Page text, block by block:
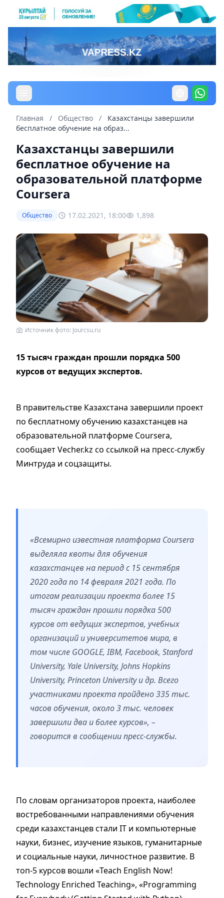
Главная / Общество /
Казахстанцы завершили
бесплатное обучение на образ...
Казахстанцы завершили
бесплатное обучение на
образовательной платформе
Coursera
Общество 17.02.2021, 18:00 1,898
Источник фото: Jourcsu.ru
15 тысяч граждан прошли порядка 500
курсов от ведущих экспертов.
В правительстве Казахстана завершили проект
по бесплатному обучению казахстанцев на
образовательной платформе Coursera,
сообщает Vecher.kz со ссылкой на пресс-службу
Минтруда и соцзащиты.
«Всемирно известная платформа Coursera
выделяла квоты для обучения
казахстанцев на период с 15 сентября
2020 года по 14 февраля 2021 года. По
итогам реализации проекта более 15
тысяч граждан прошли порядка 500
курсов от ведущих экспертов, учебных
организаций и университетов мира, в
том числе GOOGLE, IBM, Facebook, Stanford
University, Yale University, Johns Hopkins
University, Princeton University и др. Всего
участниками проекта пройдено 335 тыс.
часов обучения, около 3 тыс. человек
завершили два и более курсов», –
говорится в сообщении пресс-службы.
По словам организаторов проекта, наиболее
востребованными направлениями обучения
среди казахстанцев стали IT и компьютерные
науки, бизнес, изучение языков, гуманитарные
и социальные науки, личностное развитие. В
топ-5 курсов вошли «Teach English Now!
Technology Enriched Teaching», «Programming